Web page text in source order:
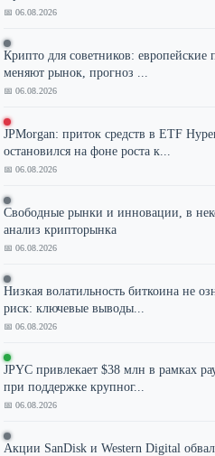
📅 06.08.2026
Крипто для советников: европейские
меняют рынок, прогноз ...
📅 06.08.2026
JPMorgan: приток средств в ETF
остановился на фоне роста к...
📅 06.08.2026
Свободные рынки и инновации, в
анализ крипторынка
📅 06.08.2026
Низкая волатильность биткоина не
риск: ключевые выводы...
📅 06.08.2026
JPYC привлекает $38 млн в рамках
при поддержке крупног...
📅 06.08.2026
Акции SanDisk и Western Digital